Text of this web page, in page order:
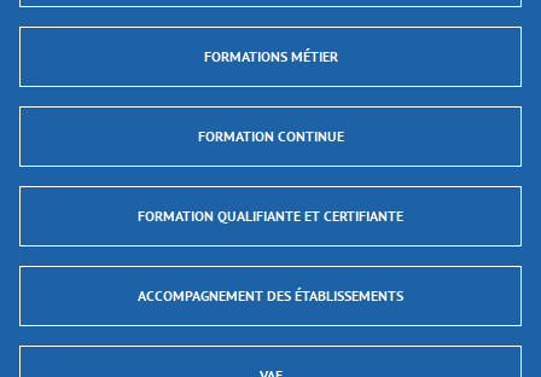
FORMATIONS MÉTIER
FORMATION CONTINUE
FORMATION QUALIFIANTE ET CERTIFIANTE
ACCOMPAGNEMENT DES ÉTABLISSEMENTS